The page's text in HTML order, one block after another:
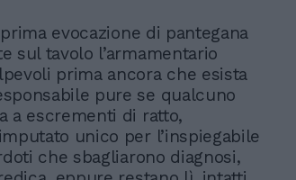
evocazione di pantegana
sul tavolo l’armamentario
prima ancora che esista
pure se qualcuno
a escrementi di ratto,
unico per l’inspiegabile
che sbagliarono diagnosi,